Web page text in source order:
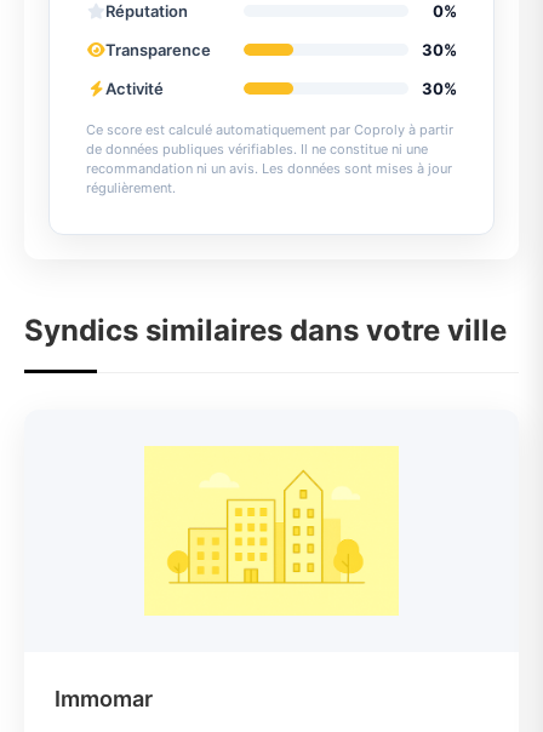
Réputation
0%
Transparence
30%
Activité
30%
Ce score est calculé automatiquement par Coproly à partir
de données publiques vérifiables. Il ne constitue ni une
recommandation ni un avis. Les données sont mises à jour
régulièrement.
Syndics similaires dans votre ville
Immomar